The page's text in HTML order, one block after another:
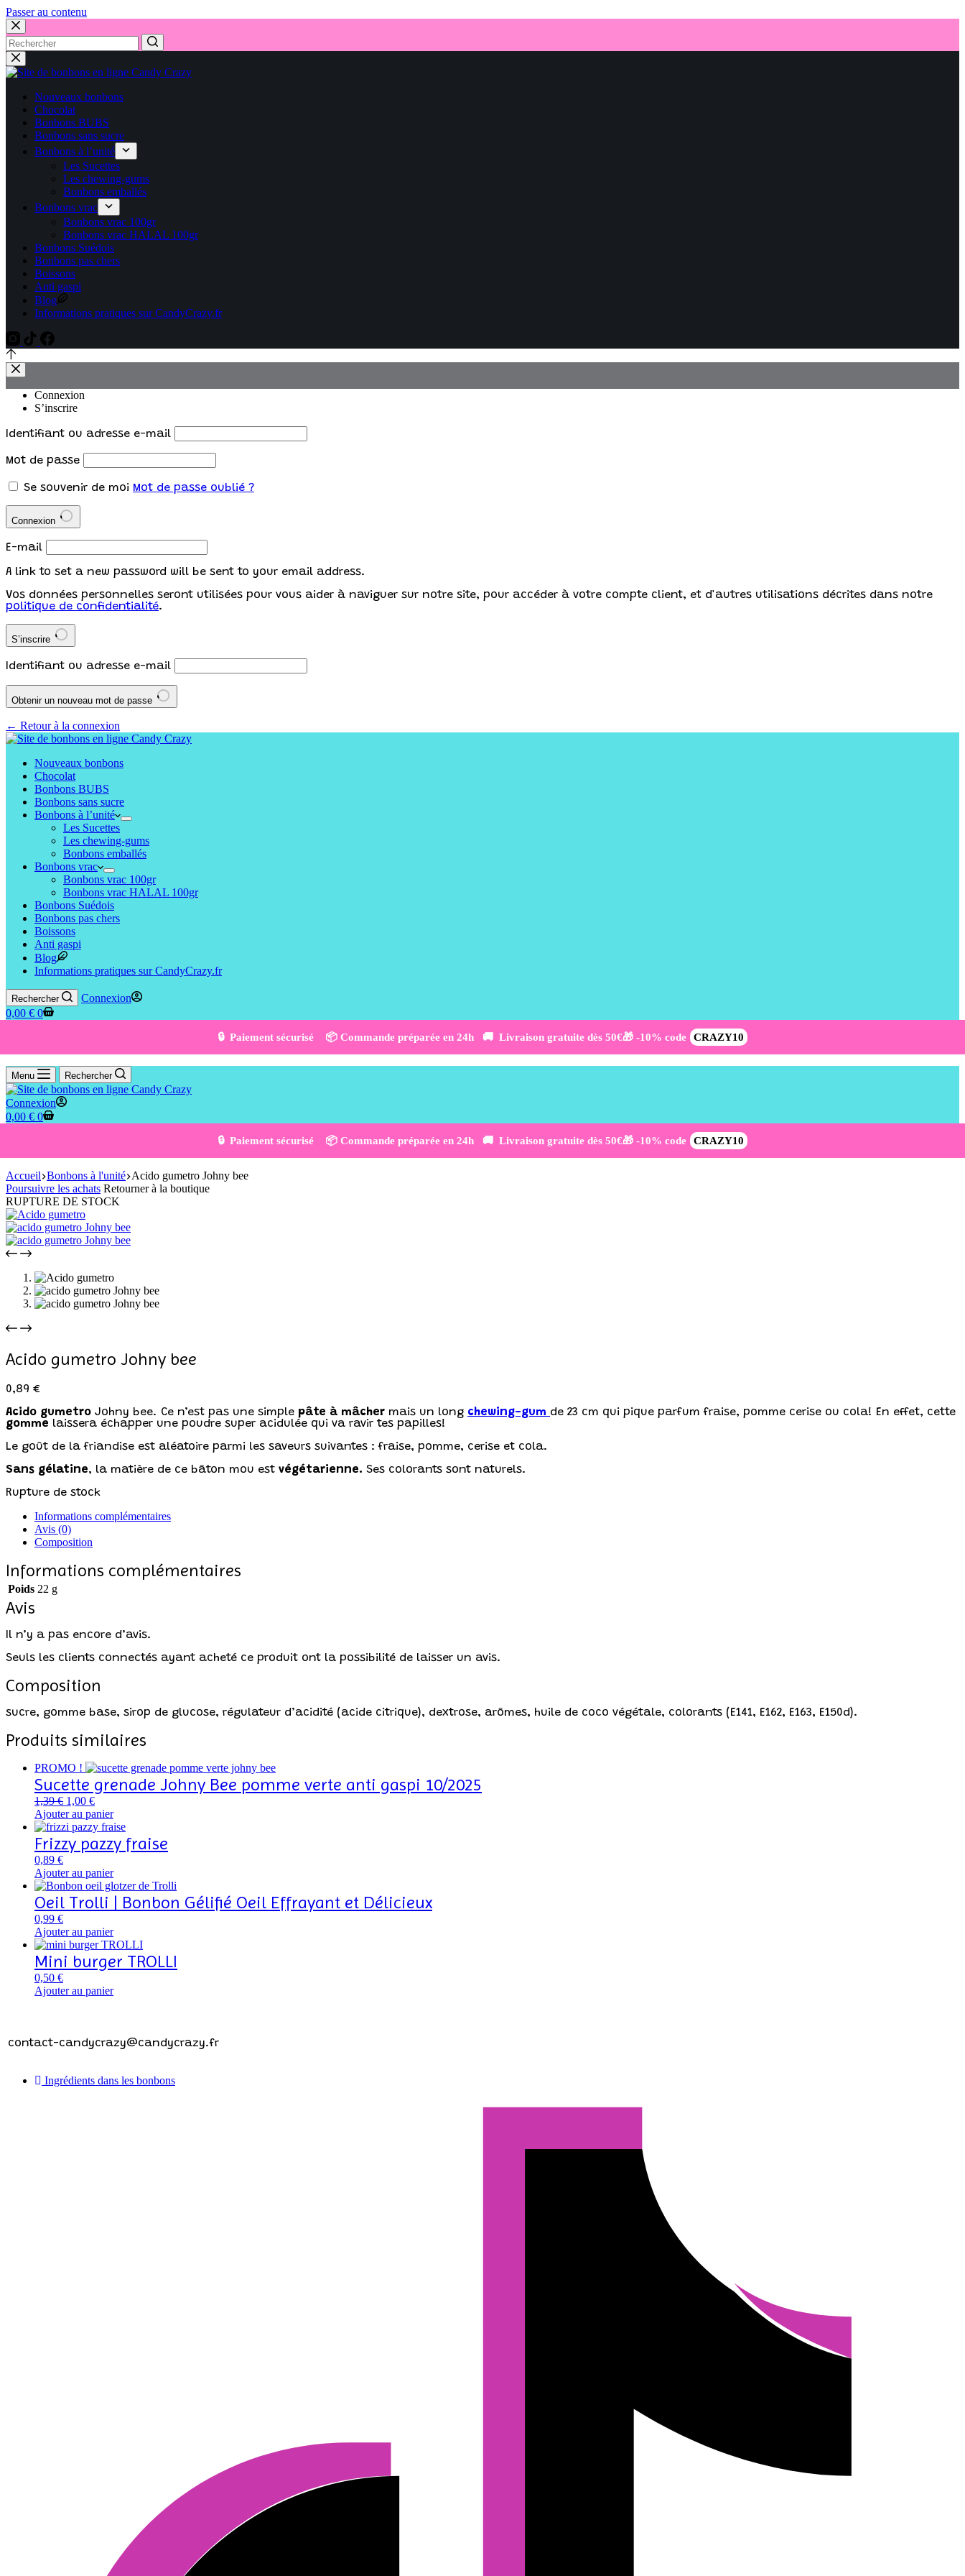
Passer au contenu
Aucun
résultat
Nouveaux bonbons
Chocolat
Bonbons BUBS
Bonbons sans sucre
Bonbons à l’unité
Les Sucettes
Les chewing-gums
Bonbons emballés
Bonbons vrac
Bonbons vrac 100gr
Bonbons vrac HALAL 100gr
Bonbons Suédois
Bonbons pas chers
Boissons
Anti gaspi
Blog
Informations pratiques sur CandyCrazy.fr
Connexion
S’inscrire
Identifiant ou adresse e-mail
Mot de passe
Se souvenir de moi Mot de passe oublié ?
Connexion
E-mail
A link to set a new password will be sent to your email address.
Vos données personnelles seront utilisées pour vous aider à naviguer sur notre site, pour accéder à votre compte client, et d'autres utilisations décrites dans notre
politique de confidentialité.
S’inscrire
Identifiant ou adresse e-mail
Obtenir un nouveau mot de passe
← Retour à la connexion
Nouveaux bonbons
Chocolat
Bonbons BUBS
Bonbons sans sucre
Bonbons à l’unité
Les Sucettes
Les chewing-gums
Bonbons emballés
Bonbons vrac
Bonbons vrac 100gr
Bonbons vrac HALAL 100gr
Bonbons Suédois
Bonbons pas chers
Boissons
Anti gaspi
Blog
Informations pratiques sur CandyCrazy.fr
Rechercher
Connexion
0,00 € 0
🔒 Paiement sécurisé 📦 Commande préparée en 24h 🚚 Livraison gratuite dès 50€🎁 -10% code CRAZY10
Menu Rechercher
Connexion
0,00 € 0
🔒 Paiement sécurisé 📦 Commande préparée en 24h 🚚 Livraison gratuite dès 50€🎁 -10% code CRAZY10
Accueil Bonbons à l'unité Acido gumetro Johny bee
Poursuivre les achats Retourner à la boutique
RUPTURE DE STOCK
Acido gumetro Johny bee
0,89 €
Acido gumetro Johny bee. Ce n’est pas une simple pâte à mâcher mais un long chewing-gum de 23 cm qui pique parfum fraise, pomme cerise ou cola! En effet, cette
gomme laissera échapper une poudre super acidulée qui va ravir tes papilles!
Le goût de la friandise est aléatoire parmi les saveurs suivantes : fraise, pomme, cerise et cola.
Sans gélatine, la matière de ce bâton mou est végétarienne. Ses colorants sont naturels.
Rupture de stock
Informations complémentaires
Avis (0)
Composition
Informations complémentaires
Poids 22 g
Avis
Il n’y a pas encore d’avis.
Seuls les clients connectés ayant acheté ce produit ont la possibilité de laisser un avis.
Composition
sucre, gomme base, sirop de glucose, régulateur d’acidité (acide citrique), dextrose, arômes, huile de coco végétale, colorants (E141, E162, E163, E150d).
Produits similaires
PROMO !
Sucette grenade Johny Bee pomme verte anti gaspi 10/2025
1,39€ Le
prix
initial
était :
1,39 €.
1,00 €Le
prix
actuel
est :
1,00 €.
Ajouter au panier
Frizzy pazzy fraise
0,89 €
Ajouter au panier
Oeil Trolli | Bonbon Gélifié Oeil Effrayant et Délicieux
0,99 €
Ajouter au panier
Mini burger TROLLI
0,50 €
Ajouter au panier
contact-candycrazy@candycrazy.fr
Ingrédients dans les bonbons